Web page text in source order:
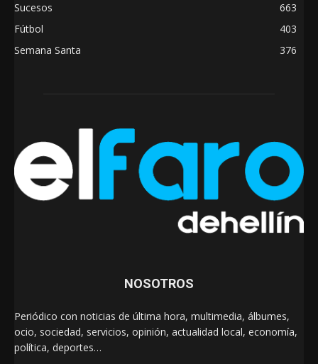
Sucesos
663
Fútbol
403
Semana Santa
376
NOSOTROS
Periódico con noticias de última hora, multimedia, álbumes,
ocio, sociedad, servicios, opinión, actualidad local, economía,
política, deportes…